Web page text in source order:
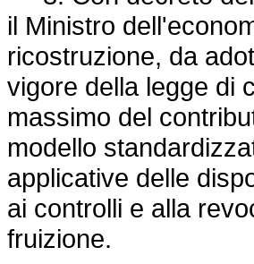
il Ministro
ricostruzione, da
vigore della legge di
massimo del
modello
applicative delle
ai controlli e alla
fruizione.